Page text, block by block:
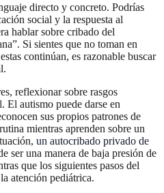
directo y concreto. Podrías
social y la respuesta al
hablar sobre cribado del
Si sientes que no toman en
continúan, es razonable buscar
reflexionar sobre rasgos
El autismo puede darse en
sus propios patrones de
mientras aprenden sobre un
un autocribado privado de
ser una manera de baja presión de
que los siguientes pasos del
atención pediátrica.